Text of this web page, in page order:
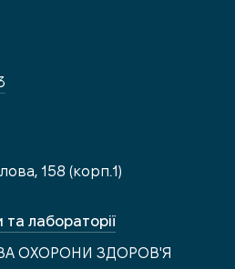
158 (корп.1)
та лабораторії
ОХОРОНИ ЗДОРОВ'Я